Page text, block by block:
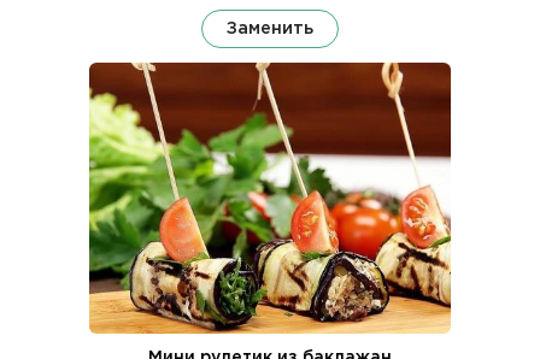
Заменить